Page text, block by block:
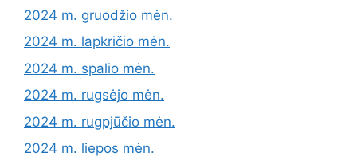
2024 m. gruodžio mėn.
2024 m. lapkričio mėn.
2024 m. spalio mėn.
2024 m. rugsėjo mėn.
2024 m. rugpjūčio mėn.
2024 m. liepos mėn.